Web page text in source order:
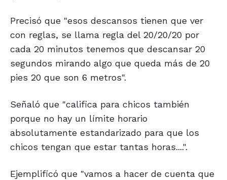
Precisó que "esos descansos tienen que ver
con reglas, se llama regla del 20/20/20 por
cada 20 minutos tenemos que descansar 20
segundos mirando algo que queda más de 20
pies 20 que son 6 metros".
Señaló que "califica para chicos también
porque no hay un límite horario
absolutamente estandarizado para que los
chicos tengan que estar tantas horas....".
Ejemplificó que "vamos a hacer de cuenta que